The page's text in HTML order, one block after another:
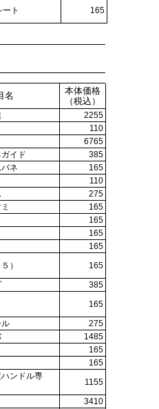
ト 165
名
本体価格
（税込）
2255
110
6765
イド
385
ネ
165
110
275
165
165
165
165
）
165
385
165
275
1485
165
165
ンドル専
1155
3410